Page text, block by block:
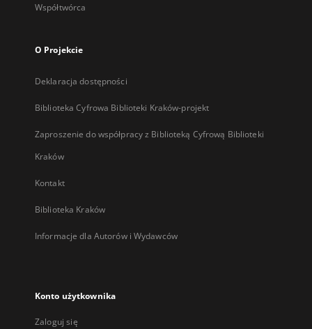
Współtwórca
O Projekcie
Deklaracja dostępności
Biblioteka Cyfrowa Biblioteki Kraków-projekt
Zaproszenie do współpracy z Biblioteką Cyfrową Biblioteki
Kraków
Kontakt
Biblioteka Kraków
Informacje dla Autorów i Wydawców
Konto użytkownika
Zaloguj się